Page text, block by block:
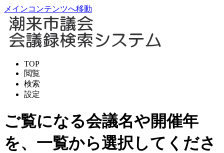
メインコンテンツへ移動
TOP
閲覧
検索
設定
ご覧になる会議名や開催年
を、一覧から選択してくださ